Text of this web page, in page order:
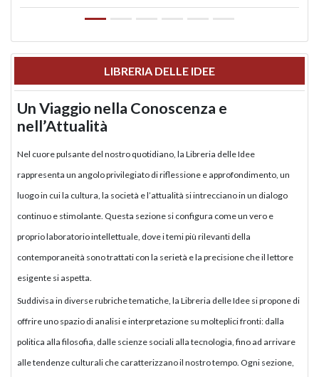
LIBRERIA DELLE IDEE
Un Viaggio nella Conoscenza e
nell’Attualità
Nel cuore pulsante del nostro quotidiano, la Libreria delle Idee
rappresenta un angolo privilegiato di riflessione e approfondimento, un
luogo in cui la cultura, la società e l’attualità si intrecciano in un dialogo
continuo e stimolante. Questa sezione si configura come un vero e
proprio laboratorio intellettuale, dove i temi più rilevanti della
contemporaneità sono trattati con la serietà e la precisione che il lettore
esigente si aspetta.
Suddivisa in diverse rubriche tematiche, la Libreria delle Idee si propone di
offrire uno spazio di analisi e interpretazione su molteplici fronti: dalla
politica alla filosofia, dalle scienze sociali alla tecnologia, fino ad arrivare
alle tendenze culturali che caratterizzano il nostro tempo. Ogni sezione,